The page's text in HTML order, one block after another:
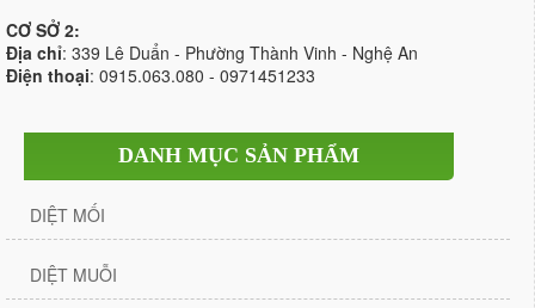
CƠ SỞ 2:
Địa chỉ: 339 Lê Duẩn - Phường Thành Vinh - Nghệ An
Điện thoại: 0915.063.080 - 0971451233
DANH MỤC SẢN PHẨM
DIỆT MỐI
DIỆT MUỖI